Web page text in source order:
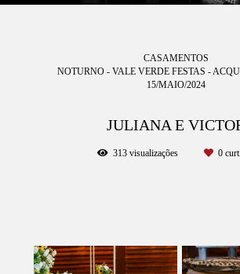
CASAMENTOS
NOTURNO - VALE VERDE FESTAS -
15/MAIO/2024
JULIANA E
313 visualizações 0